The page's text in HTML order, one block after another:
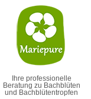
Ihre professionelle
Beratung zu Bachblüten
und Bachblütentropfen